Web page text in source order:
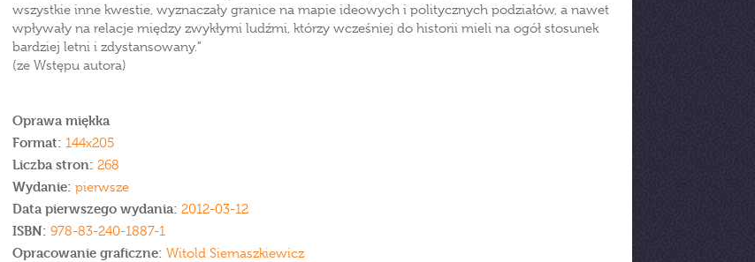
wszystkie inne kwestie, wyznaczały granice na mapie ideowych i politycznych podziałów, a nawet
wpływały na relacje między zwykłymi ludźmi, którzy wcześniej do historii mieli na ogół stosunek
bardziej letni i zdystansowany.”
(ze Wstępu autora)
Oprawa miękka
Format: 144x205
Liczba stron: 268
Wydanie: pierwsze
Data pierwszego wydania: 2012-03-12
ISBN: 978-83-240-1887-1
Opracowanie graficzne: Witold Siemaszkiewicz